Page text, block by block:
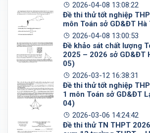
2026-04-08 13:08:22
Đề thi thử tốt nghiệp
môn Toán sở GD&ĐT Hà
2026-04-08 13:00:53
Đề khảo sát chất lượng
2025 – 2026 sở GD&ĐT
05)
2026-03-12 16:38:31
Đề thi thử tốt nghiệp
1 môn Toán sở GD&ĐT
04)
2026-03-06 14:24:42
Đề thi thử TN THPT